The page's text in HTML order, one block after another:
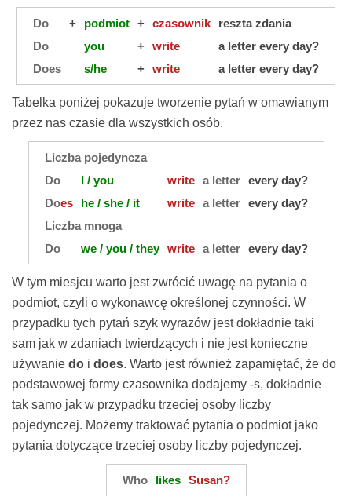
Do + podmiot + czasownik
reszta zdania
Do
you + write
a letter every day?
Does
s/he + write a letter every day?
Tabelka poniżej pokazuje tworzenie pytań w omawianym
przez nas czasie dla wszystkich osób.
Liczba pojedyncza
Do
I / you write a letter
every day?
Does he / she / it write a letter
every day?
Liczba mnoga
Do
we / you / they write a letter every day?
W tym miesjcu warto jest zwrócić uwagę na pytania o
podmiot, czyli o wykonawcę określonej czynności. W
przypadku tych pytań szyk wyrazów jest dokładnie taki
sam jak w zdaniach twierdzących i nie jest konieczne
używanie do i does. Warto jest również zapamiętać, że do
podstawowej formy czasownika dodajemy -s, dokładnie
tak samo jak w przypadku trzeciej osoby liczby
pojedynczej. Możemy traktować pytania o podmiot jako
pytania dotyczące trzeciej osoby liczby pojedynczej.
Who likes Susan?